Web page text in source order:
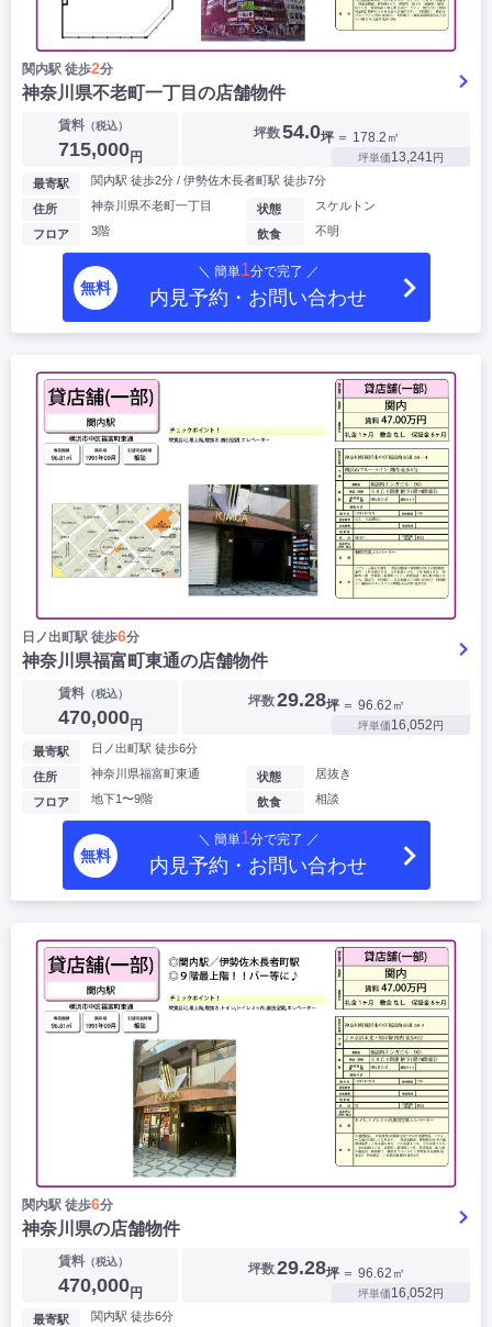
関内駅 徒歩2分
神奈川県不老町一丁目の店舗物件
賃料（税込）
715,000円
坪数54.0坪 ＝ 178.2㎡
坪単価13,241円
最寄駅 関内駅 徒歩2分 / 伊勢佐木長者町駅 徒歩7分
住所 神奈川県不老町一丁目
フロア 3階
状態 スケルトン
飲食 不明
無料
＼ 簡単1分で完了 ／
内見予約・お問い合わせ
日ノ出町駅 徒歩6分
神奈川県福富町東通の店舗物件
賃料（税込）
470,000円
坪数29.28坪 ＝ 96.62㎡
坪単価16,052円
最寄駅 日ノ出町駅 徒歩6分
住所 神奈川県福富町東通
フロア 地下1〜9階
状態 居抜き
飲食 相談
無料
＼ 簡単1分で完了 ／
内見予約・お問い合わせ
関内駅 徒歩6分
神奈川県の店舗物件
賃料（税込）
470,000円
坪数29.28坪 ＝ 96.62㎡
坪単価16,052円
最寄駅 関内駅 徒歩6分